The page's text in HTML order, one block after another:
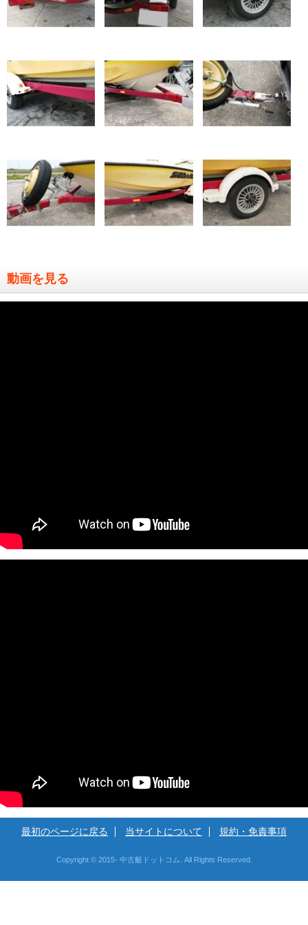
動画を見る
最初のページに戻る 当サイトについて 規約・免責事項
Copyright © 2015- 中古艇ドットコム. All Rights Reserved.